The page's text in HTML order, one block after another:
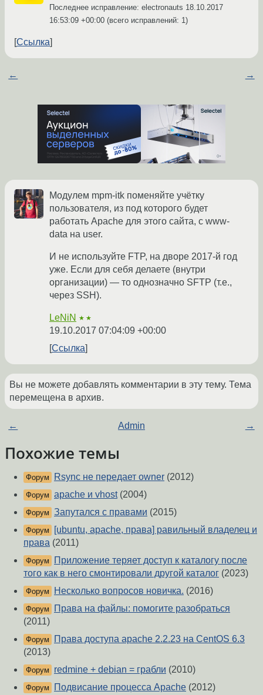
Последнее исправление: electronauts 18.10.2017
16:53:09 +00:00 (всего исправлений: 1)
Ссылка
← →
Модулем mpm-itk поменяйте учётку
пользователя, из под которого будет
работать Apache для этого сайта, с www-
data на user.
И не используйте FTP, на дворе 2017-й год
уже. Если для себя делаете (внутри
организации) — то однозначно SFTP (т.е.,
через SSH).
LeNiN ★★
19.10.2017 07:04:09 +00:00
Ссылка
Вы не можете добавлять комментарии в эту тему. Тема
перемещена в архив.
← Admin →
Похожие темы
Форум Rsync не передает owner (2012)
Форум apache и vhost(2004)
Форум Запутался с правами (2015)
Форум
[ubuntu, apache, права] равильный владелец и
права (2011)
Форум
Приложение теряет доступ к каталогу после
того как в него смонтировали другой каталог (2023)
Форум Несколько вопросов новичка. (2016)
Форум
Права на файлы: помогите разобраться
(2011)
Форум
Права доступа apache 2.2.23 на CentOS 6.3
(2013)
Форум redmine + debian = грабли (2010)
Форум Подвисание процесса Apache (2012)